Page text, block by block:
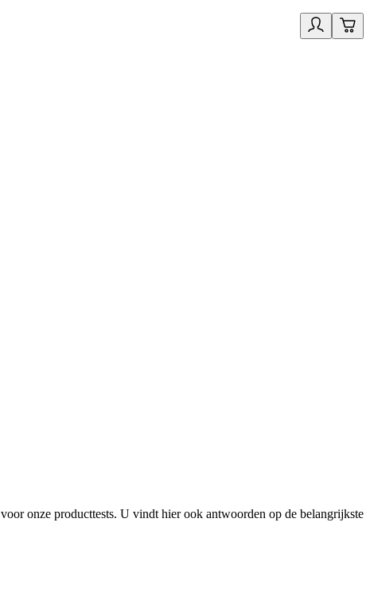
onze producttests. U vindt hier ook antwoorden op de belangrijkste